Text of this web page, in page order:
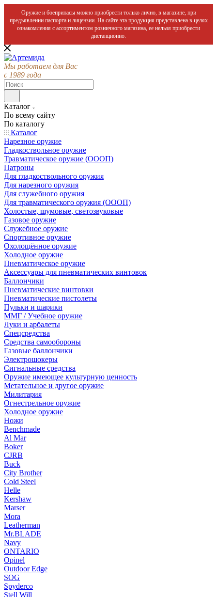
Оружие и боеприпасы можно приобрести только лично, в магазине, при
предъявлении паспорта и лицензии. На сайте эта продукция представлена в целях
ознакомления с ассортиментом розничного магазина, ее нельзя приобрести
дистанционно.
Мы работаем для Вас
с 1989 года
Каталог
По всему сайту
По каталогу
Каталог
Нарезное оружие
Гладкоствольное оружие
Травматическое оружие (ОООП)
Патроны
Для гладкоствольного оружия
Для нарезного оружия
Для служебного оружия
Для травматического оружия (ОООП)
Холостые, шумовые, светозвуковые
Газовое оружие
Служебное оружие
Спортивное оружие
Охолощённое оружие
Холодное оружие
Пневматическое оружие
Аксессуары для пневматических винтовок
Баллончики
Пневматические винтовки
Пневматические пистолеты
Пульки и шарики
ММГ / Учебное оружие
Луки и арбалеты
Спецсредства
Средства самообороны
Газовые баллончики
Электрошокеры
Сигнальные средства
Оружие имеющее культурную ценность
Метательное и другое оружие
Милитария
Огнестрельное оружие
Холодное оружие
Ножи
Benchmade
Al Mar
Boker
CJRB
Buck
City Brother
Cold Steel
Helle
Kershaw
Marser
Mora
Leatherman
Mr.BLADE
Navy
ONTARIO
Opinel
Outdoor Edge
SOG
Spyderco
Stell Will